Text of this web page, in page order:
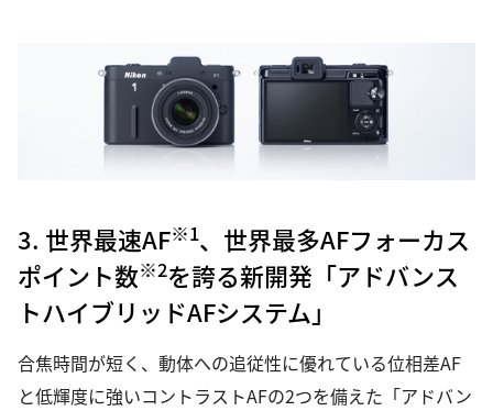
3. 世界最速AF※1、世界最多AFフォーカス
ポイント数※2を誇る新開発「アドバンス
トハイブリッドAFシステム」
合焦時間が短く、動体への追従性に優れている位相差AF
と低輝度に強いコントラストAFの2つを備えた「アドバン